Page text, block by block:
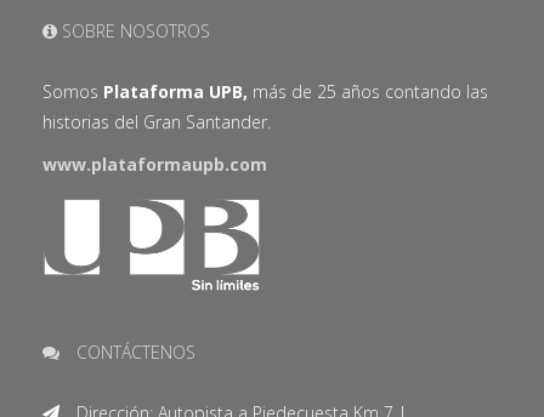
SOBRE NOSOTROS
Somos Plataforma UPB, más de 25 años contando las
historias del Gran Santander.
www.plataformaupb.com
CONTÁCTENOS